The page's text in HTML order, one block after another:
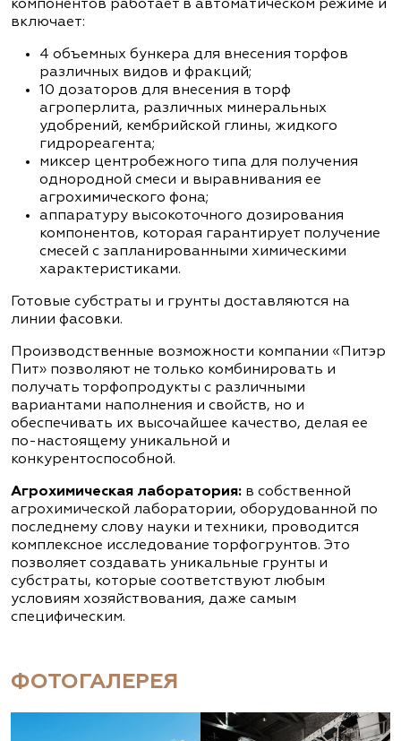
компонентов работает в автоматическом режиме и
включает:
4 объемных бункера для внесения торфов
различных видов и фракций;
10 дозаторов для внесения в торф
агроперлита, различных минеральных
удобрений, кембрийской глины, жидкого
гидрореагента;
миксер центробежного типа для получения
однородной смеси и выравнивания ее
агрохимического фона;
аппаратуру высокоточного дозирования
компонентов, которая гарантирует получение
смесей с запланированными химическими
характеристиками.
Готовые субстраты и грунты доставляются на
линии фасовки.
Производственные возможности компании «Питэр
Пит» позволяют не только комбинировать и
получать торфопродукты с различными
вариантами наполнения и свойств, но и
обеспечивать их высочайшее качество, делая ее
по-настоящему уникальной и
конкурентоспособной.
Агрохимическая лаборатория: в собственной
агрохимической лаборатории, оборудованной по
последнему слову науки и техники, проводится
комплексное исследование торфогрунтов. Это
позволяет создавать уникальные грунты и
субстраты, которые соответствуют любым
условиям хозяйствования, даже самым
специфическим.
ФОТОГАЛЕРЕЯ